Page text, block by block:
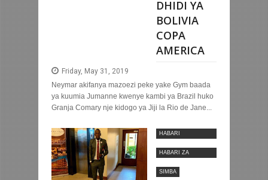
DHIDI YA
BOLIVIA
COPA
AMERICA
Friday, May 31, 2019
Neymar akifanya mazoezi peke yake Gym baada
ya kuumia Jumanne kwenye kambi ya Brazil huko
Granja Comary nje kidogo ya Jiji la Rio de Jane...
HABARI
HABARI ZA
SIMBA